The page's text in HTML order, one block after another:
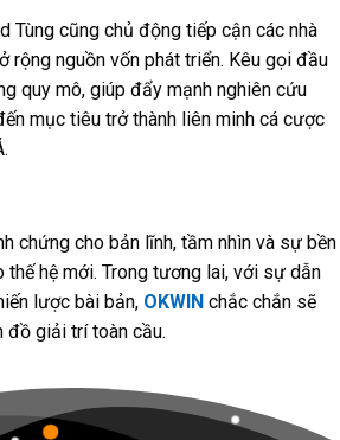
Tùng cũng chủ động tiếp cận các nhà
rộng nguồn vốn phát triển. Kêu gọi đầu
quy mô, giúp đẩy mạnh nghiên cứu
mục tiêu trở thành liên minh cá cược
chứng cho bản lĩnh, tầm nhìn và sự bền
thế hệ mới. Trong tương lai, với sự dẫn
lược bài bản, OKWIN chắc chắn sẽ
đồ giải trí toàn cầu.